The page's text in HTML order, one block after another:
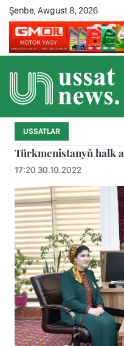
Şenbe, Awgust 8, 2026
USSATLAR
Türkmenistanyň halk
17:20 30.10.2022